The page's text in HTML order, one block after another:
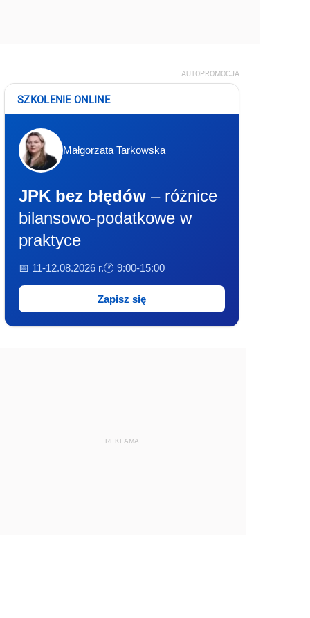
AUTOPROMOCJA
SZKOLENIE ONLINE
Małgorzata Tarkowska
JPK bez błędów – różnice
bilansowo-podatkowe w
praktyce
📅 11-12.08.2026 r.🕐 9:00-15:00
Zapisz się
REKLAMA